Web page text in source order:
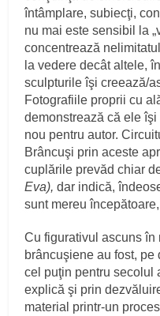
întâmplare, subiecţi,
nu mai este sensibil la
concentrează
la vedere decât altele,
sculpturile îşi creează/
Fotografiile proprii cu
demonstrează că ele
nou pentru autor.
Brâncuşi prin aceste
cuplările prevăd chiar
Eva),dar indică,
sunt mereu
Cu figurativul ascuns în
brâncuşiene au fost, pe
cel puţin pentru secolul
explică şi prin
material printr-un